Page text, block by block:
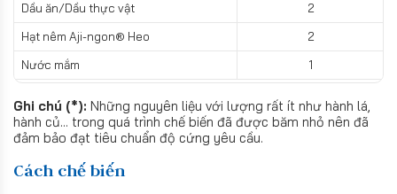
Dầu ăn/Dầu thực vật
2
Hạt nêm Aji-ngon® Heo
2
Nước mắm
1
Ghi chú (*): Những nguyên liệu với lượng rất ít như hành lá,
hành củ... trong quá trình chế biến đã được băm nhỏ nên đã
đảm bảo đạt tiêu chuẩn độ cứng yêu cầu.
Cách chế biến